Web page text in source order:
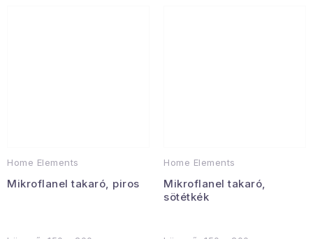
Home Elements
Mikroflanel takaró, piros
Home Elements
Mikroflanel takaró,
sötétkék